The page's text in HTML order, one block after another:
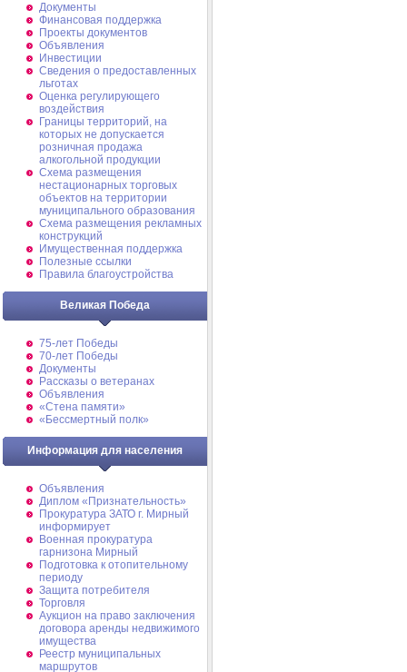
Документы
Финансовая поддержка
Проекты документов
Объявления
Инвестиции
Сведения о предоставленных
льготах
Оценка регулирующего
воздействия
Границы территорий, на
которых не допускается
розничная продажа
алкогольной продукции
Схема размещения
нестационарных торговых
объектов на территории
муниципального образования
Схема размещения рекламных
конструкций
Имущественная поддержка
Полезные ссылки
Правила благоустройства
Великая Победа
75-лет Победы
70-лет Победы
Документы
Рассказы о ветеранах
Объявления
«Стена памяти»
«Бессмертный полк»
Информация для населения
Объявления
Диплом «Признательность»
Прокуратура ЗАТО г. Мирный
информирует
Военная прокуратура
гарнизона Мирный
Подготовка к отопительному
периоду
Защита потребителя
Торговля
Аукцион на право заключения
договора аренды недвижимого
имущества
Реестр муниципальных
маршрутов